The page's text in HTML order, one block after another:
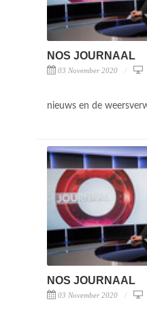
NOS JOURNAAL
03 November 2020
nieuws en de
NOS JOURNAAL
03 November 2020